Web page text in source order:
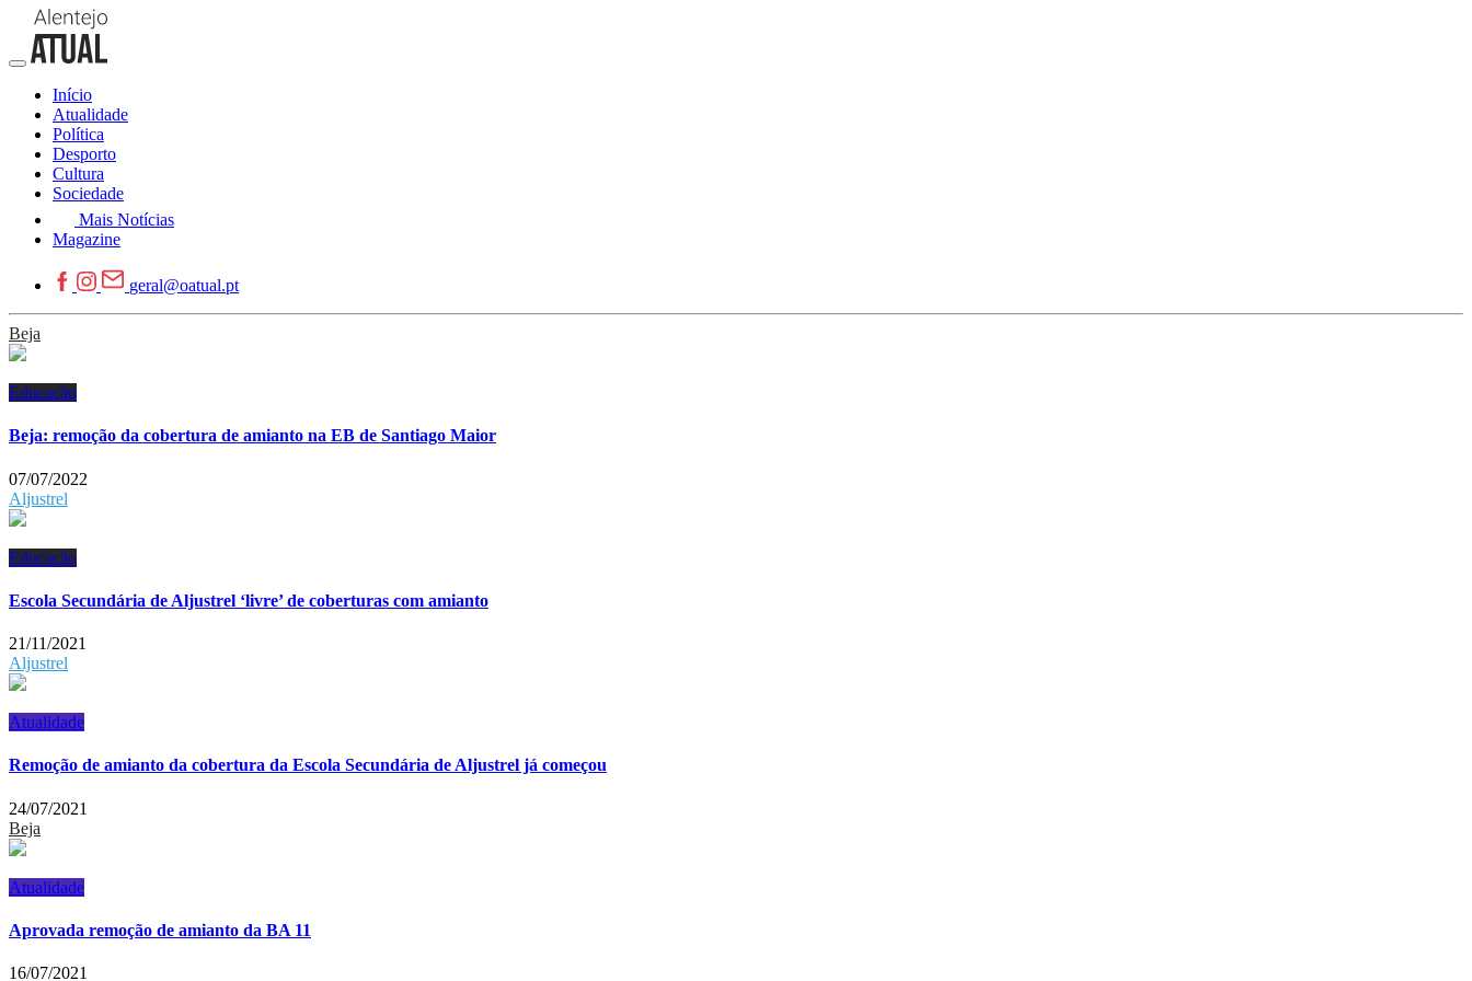
Início
Atualidade
Política
Desporto
Cultura
Sociedade
Mais Notícias
Magazine
geral@oatual.pt
Beja
Educação
Beja: remoção da cobertura de amianto na EB de Santiago Maior
07/07/2022
Aljustrel
Educação
Escola Secundária de Aljustrel ‘livre’ de coberturas com amianto
21/11/2021
Aljustrel
Atualidade
Remoção de amianto da cobertura da Escola Secundária de Aljustrel já começou
24/07/2021
Beja
Atualidade
Aprovada remoção de amianto da BA 11
16/07/2021